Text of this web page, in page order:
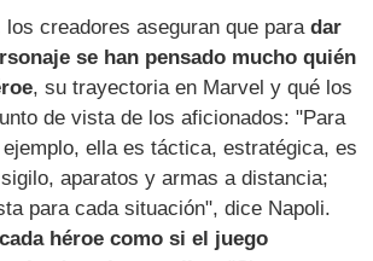
los creadores aseguran que paradar
se han pensado mucho quién
, su trayectoria en Marvel y qué los
de vista de los aficionados: "Para
ella es táctica, estratégica, es
aparatos y armas a distancia;
para cada situación", dice Napoli.
héroe como si el juego